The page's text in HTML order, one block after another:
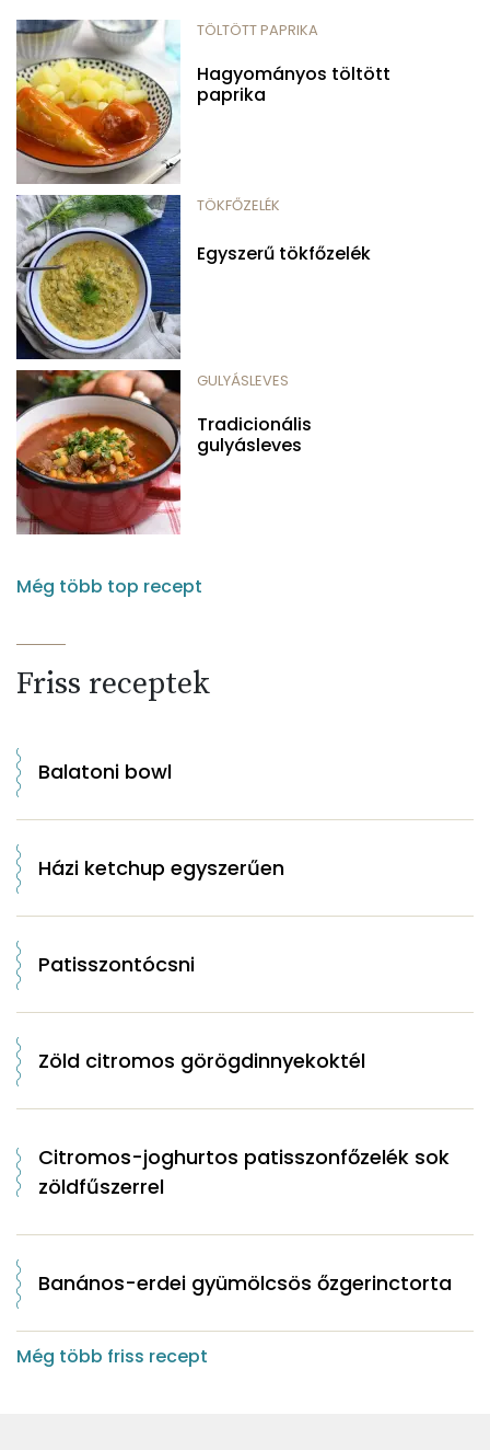
TÖLTÖTT PAPRIKA
Hagyományos töltött
paprika
TÖKFŐZELÉK
Egyszerű tökfőzelék
GULYÁSLEVES
Tradicionális
gulyásleves
Még több top recept
Friss receptek
Balatoni bowl
Házi ketchup egyszerűen
Patisszontócsni
Zöld citromos görögdinnyekoktél
Citromos-joghurtos patisszonfőzelék sok
zöldfűszerrel
Banános-erdei gyümölcsös őzgerinctorta
Még több friss recept